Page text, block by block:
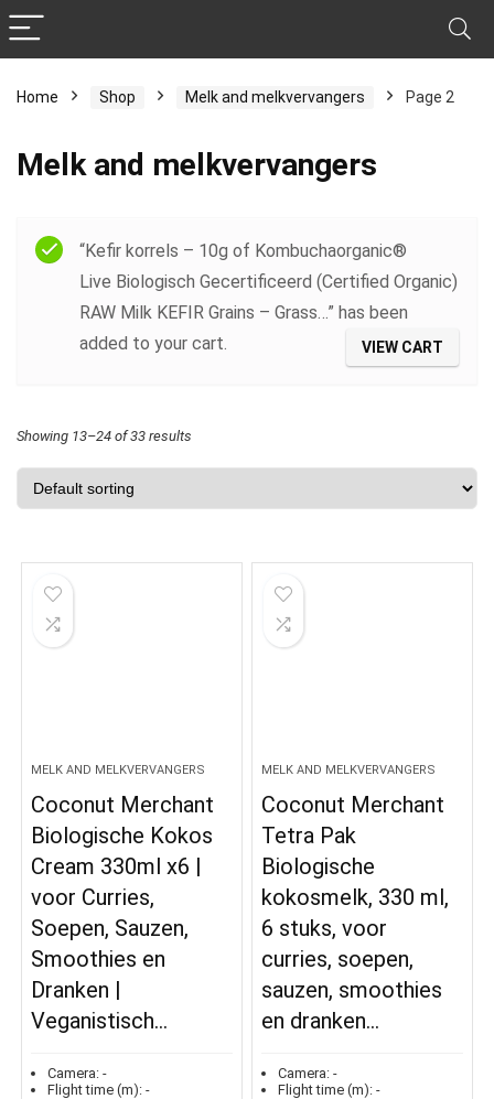
Home Shop Melk and melkvervangers Page 2
Melk and melkvervangers
“Kefir korrels – 10g of Kombuchaorganic®
Live Biologisch Gecertificeerd (Certified Organic)
RAW Milk KEFIR Grains – Grass…” has been
added to your cart.
VIEW CART
Showing 13–24 of 33 results
MELK AND MELKVERVANGERS
Coconut Merchant
Biologische Kokos
Cream 330ml x6 |
voor Curries,
Soepen, Sauzen,
Smoothies en
Dranken |
Veganistisch…
Camera: -
Flight time (m): -
MELK AND MELKVERVANGERS
Coconut Merchant
Tetra Pak
Biologische
kokosmelk, 330 ml,
6 stuks, voor
curries, soepen,
sauzen, smoothies
en dranken…
Camera: -
Flight time (m): -